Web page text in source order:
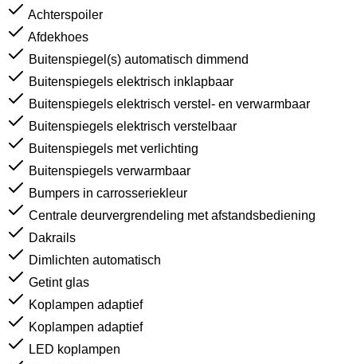
Achterspoiler
Afdekhoes
Buitenspiegel(s) automatisch dimmend
Buitenspiegels elektrisch inklapbaar
Buitenspiegels elektrisch verstel- en verwarmbaar
Buitenspiegels elektrisch verstelbaar
Buitenspiegels met verlichting
Buitenspiegels verwarmbaar
Bumpers in carrosseriekleur
Centrale deurvergrendeling met afstandsbediening
Dakrails
Dimlichten automatisch
Getint glas
Koplampen adaptief
Koplampen adaptief
LED koplampen